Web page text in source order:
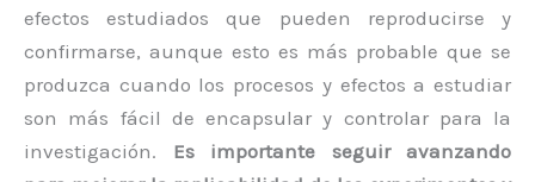
efectos estudiados que pueden reproducirse y
confirmarse, aunque esto es más probable que se
produzca cuando los procesos y efectos a estudiar
son más fácil de encapsular y controlar para la
investigación. Es importante seguir avanzando